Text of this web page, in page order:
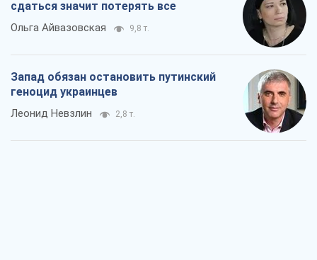
сдаться значит потерять все
Ольга Айвазовская 9,8 т.
Запад обязан остановить путинский
геноцид украинцев
Леонид Невзлин 2,8 т.